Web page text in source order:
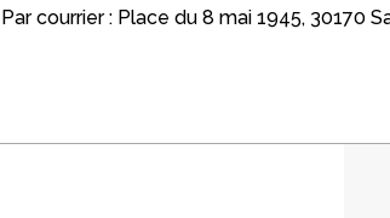
Par courrier : Place du 8 mai 1945, 30170